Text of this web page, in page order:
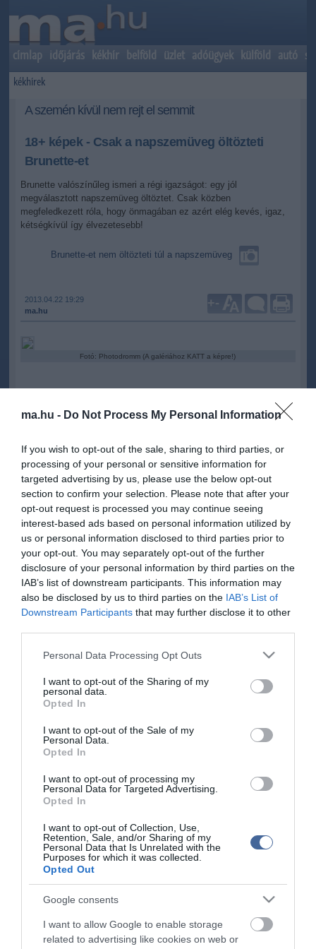
ma.hu - Do Not Process My Personal Information
If you wish to opt-out of the sale, sharing to third parties, or
processing of your personal or sensitive information for
targeted advertising by us, please use the below opt-out
section to confirm your selection. Please note that after your
opt-out request is processed you may continue seeing
interest-based ads based on personal information utilized by
us or personal information disclosed to third parties prior to
your opt-out. You may separately opt-out of the further
disclosure of your personal information by third parties on the
IAB’s list of downstream participants. This information may
also be disclosed by us to third parties on the IAB’s List of
Downstream Participants that may further disclose it to other
Please note that this website/app uses one or more Google
not limited to your visit or usage behaviour. You may click to
grant or deny consent to Google and its third-party tags to
use your data for below specified purposes in below Google
consent section.
Personal Data Processing Opt Outs
I want to opt-out of the Sharing of my
personal data.
Opted In
I want to opt-out of the Sale of my
Personal Data.
Opted In
I want to opt-out of processing my
Personal Data for Targeted Advertising.
Opted In
I want to opt-out of Collection, Use,
Retention, Sale, and/or Sharing of my
Personal Data that Is Unrelated with the
Purposes for which it was collected.
Opted Out
Google consents
I want to allow Google to enable storage
related to advertising like cookies on web or
címlap időjárás kékhír belföld üzlet adóügyek külföld autó
kékhírek
A szemén kívül nem rejt el semmit
18+ képek - Csak a napszemüveg öltözteti
Brunette-et
Brunette valószínűleg ismeri a régi igazságot: egy jól
megválasztott napszemüveg öltöztet. Csak közben
megfeledkezett róla, hogy önmagában ez azért elég kevés, igaz,
kétségkívül így élvezetesebb!
Brunette-et nem öltözteti túl a napszemüveg
2013.04.22 19:29
ma.hu
+-
Fotó: Photodromm (A galériához KATT a képre!)
Kapcsolódó írások:
18+ képek - A fogaival tépi magáról a melltartót
18+ képek - Ez a szövet se takarja túlzottan Bianca idomait
18+ képek - Nini, mi ez itt a melltartómban?
18+ képek - Meztelenül stoppol, mégse áll meg neki senki?
18+ képek - Mindjárt látni akarta a mellerősítés eredményét
Figyelem! A cikkhez hozzáfűzött hozzászólások nem ama.hunetwork nézeteit
kommenteket nem tudja befolyásolni - azok az olvasók személyes véleményét
Kérjük, kulturáltan, mások személyiségi jogainak és jó hírnevének tiszteletben
Vitézy Dávid: 2,3 milliárd forint került vissza az államhoz
egy útdíjrendszeres ügylet felülvizsgálata után
megállítsa a tüzet
Második világháborús MG-42 géppuskát emeltek ki a
Dunából - a rendőrség lefoglalta
A Miniszterelnökség felmondta a Lounge Eventtel kötött
keretszerződését
Megérkezett az eső a Duna vízgyűjtőjére
Újabb két gyanúsítottat fogtak el a 600 milliós